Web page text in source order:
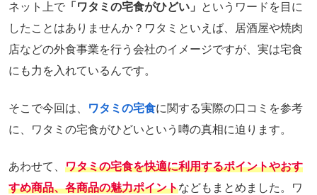
ネット上で 「ワタミの宅食がひどい」
というワードを目に
したことはありませんか？ワタミといえば、居酒屋や焼肉
店などの外食事業を行う会社のイメージですが、実は宅食
にも力を入れているんです。
そこで今回は、 ワタミの宅食に関する実際の口コミを参考
に、ワタミの宅食がひどいという噂の真相に迫ります。
あわせて、 ワタミの宅食を快適に利用するポイントやおす
すめ商品、各商品の魅力ポイントなどもまとめました。ワ